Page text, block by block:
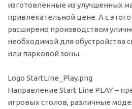
изготовленные из улучшенных
привлекательной цене. А с
расширено производством
необходимой для обустройства
или парковой зоны.
Logo StartLine_Play.png
Направление Start Line PLAY –
игровых столов, различные